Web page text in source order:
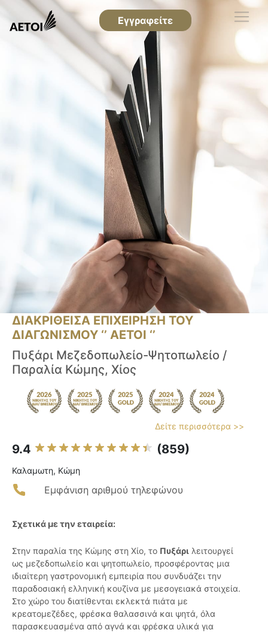
Εγγραφείτε
ΔΙΑΚΡΙΘΕΙΣΑ ΕΠΙΧΕΙΡΗΣΗ ΤΟΥ
ΔΙΑΓΩΝΙΣΜΟΥ ‘’ ΑΕΤΟΙ ‘’
Πυξάρι Μεζεδοπωλείο-Ψητοπωλείο /
Παραλία Κώμης, Χίος
Δείτε περισσότερα >>
9.4 (859)
Καλαμωτη, Κώμη
Εμφάνιση αριθμού τηλεφώνου
Σχετικά με την εταιρεία:
Στην παραλία της Κώμης στη Χίο, το Πυξάρι λειτουργεί
ως μεζεδοπωλείο και ψητοπωλείο, προσφέροντας μια
ιδιαίτερη γαστρονομική εμπειρία που συνδυάζει την
παραδοσιακή ελληνική κουζίνα με μεσογειακά στοιχεία.
Στο χώρο του διατίθενται εκλεκτά πιάτα με
κρεατομεζέδες, φρέσκα θαλασσινά και ψητά, όλα
παρασκευασμένα από αγνά και φρέσκα υλικά για